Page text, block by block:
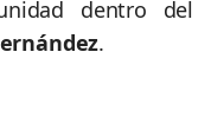
dentro del
.